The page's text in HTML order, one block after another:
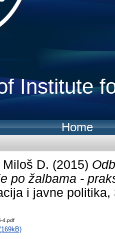
Institute
Home
D. (2015)
po žalbama -
i javne
4.pdf